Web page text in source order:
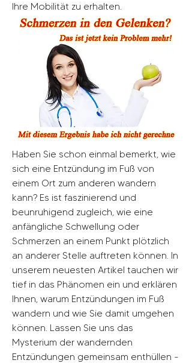
Ihre Mobilität zu erhalten.
Haben Sie schon einmal bemerkt, wie
sich eine Entzündung im Fuß von
einem Ort zum anderen wandern
kann? Es ist faszinierend und
beunruhigend zugleich, wie eine
anfängliche Schwellung oder
Schmerzen an einem Punkt plötzlich
an anderer Stelle auftreten können. In
unserem neuesten Artikel tauchen wir
tief in das Phänomen ein und erklären
Ihnen, warum Entzündungen im Fuß
wandern und wie Sie damit umgehen
können. Lassen Sie uns das
Mysterium der wandernden
Entzündungen gemeinsam enthüllen -